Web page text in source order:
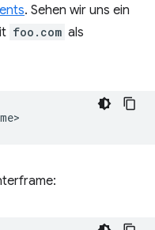
. Sehen wir uns ein
foo.com als